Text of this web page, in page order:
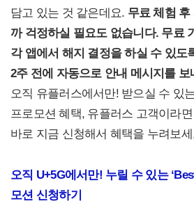
담고 있는 것 같은데요. 무료 체험
까 걱정하실 필요도 없습니다. 무료
각 앱에서 해지 결정을 하실 수 있도
2주 전에 자동으로 안내 메시지를
오직 유플러스에서만! 받으실 수 있는
프로모션 혜택, 유플러스 고객이라면
바로 지금 신청해서 혜택을 누려보
오직 U+5G에서만! 누릴 수 있는
모션 신청하기